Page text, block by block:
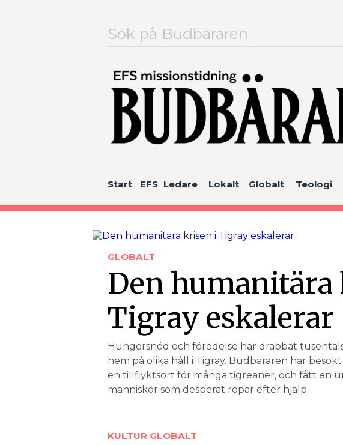
Sök
efter:
Start EFS Ledare Lokalt Globalt Teologi
GLOBALT
Den
Tigray eskalerar
Hungersnöd och förödelse har drabbat
hem på olika håll i Tigray. Budbäraren har
en tillflykts­ort för många tigreaner, och fått en
människor som desperat ropar efter hjälp.
KULTUR GLOBALT